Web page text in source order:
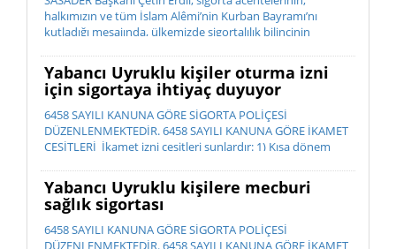
halkımızın ve tüm İslam Alêmi’nin Kurban Bayramı’nı
kutladığı mesajında, ülkemizde sigortalılık bilincinin
de...
Yabancı Uyruklu kişiler oturma izni
için sigortaya ihtiyaç duyuyor
6458 SAYILI KANUNA GÖRE SİGORTA POLİÇESİ
DÜZENLENMEKTEDİR. 6458 SAYILI KANUNA GÖRE İKAMET
ÇEŞİTLERİ İkamet izni çeşitleri şunlardır: 1) Kısa dönem
Yabancı Uyruklu kişilere mecburi
sağlık sigortası
6458 SAYILI KANUNA GÖRE SİGORTA POLİÇESİ
DÜZENLENMEKTEDİR. 6458 SAYILI KANUNA GÖRE İKAMET